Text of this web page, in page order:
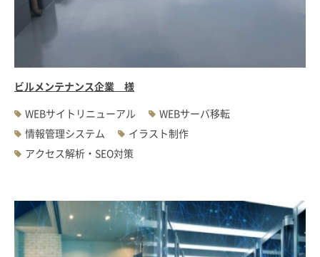
ビルメンテナンス企業 様
WEBサイトリニューアル
WEBサーバ移転
情報管理システム
イラスト制作
アクセス解析・SEO対策